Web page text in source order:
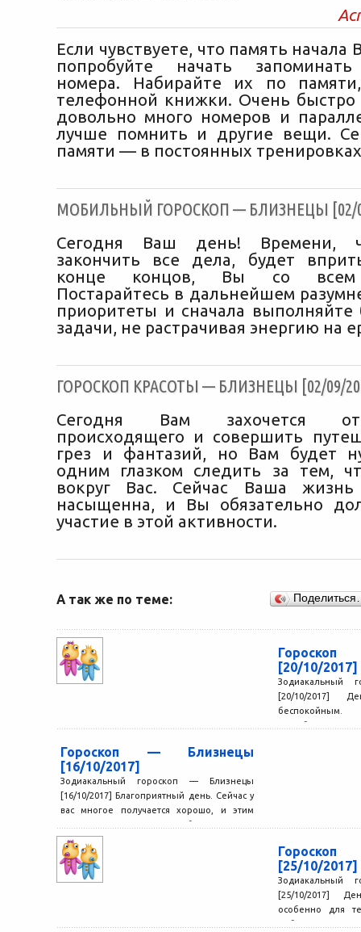
Если чувствуете, что память начала
попробуйте начать
номера. Набирайте их по
телефонной книжки. Очень
довольно много номеров и
лучше помнить и другие вещи.
памяти — в постоянных
МОБИЛЬНЫЙ ГОРОСКОП — БЛИЗНЕЦЫ [02/
Сегодня Ваш день! Времени,
закончить все дела, будет
конце концов, Вы со всем
Постарайтесь в дальнейшем
приоритеты и сначала
задачи, не растрачивая энергию на
ГОРОСКОП КРАСОТЫ — БЛИЗНЕЦЫ [02/09/
Сегодня Вам захочется
происходящего и совершить
грез и фантазий, но Вам будет
одним глазком следить за тем,
вокруг Вас. Сейчас Ваша
насыщенна, и Вы обязательно
участие в этой активности.
А так же по теме:
[20/10/2017]
Зодиакальный
[20/10/2017]
беспокойным.
нестабилен,
Гороскоп — Близнецы
[16/10/2017]
Зодиакальный гороскоп — Близнецы
[16/10/2017] Благоприятный день. Сейчас у
вас многое получается хорошо, и этим
можно воспользоваться, чтобы взяться за...
[25/10/2017]
Зодиакальный
[25/10/2017]
особенно для
добиваться